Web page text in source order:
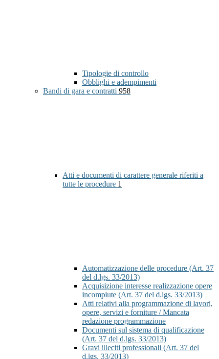
Tipologie di controllo
Obblighi e adempimenti
Bandi di gara e contratti 958
Atti e documenti di carattere generale riferiti a
tutte le procedure 1
Automatizzazione delle procedure (Art. 37
del d.lgs. 33/2013)
Acquisizione interesse realizzazione opere
incompiute (Art. 37 del d.lgs. 33/2013)
Atti relativi alla programmazione di lavori,
opere, servizi e forniture / Mancata
redazione programmazione
Documenti sul sistema di qualificazione
(Art. 37 del d.lgs. 33/2013)
Gravi illeciti professionali (Art. 37 del
d.lgs. 33/2013)